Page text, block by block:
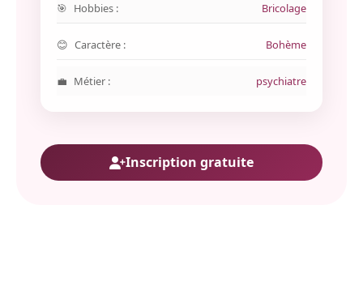
Hobbies : Bricolage
Caractère : Bohème
Métier : psychiatre
Inscription gratuite